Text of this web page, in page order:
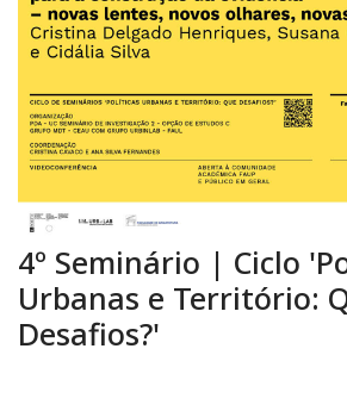
4º Seminário | Ciclo
Urbanas e Território:
Desafios?'